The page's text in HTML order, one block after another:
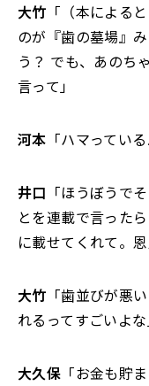
大竹 「（本による
のが『歯の墓場』
う？ でも、あのち
言って」
河本 「ハマってい
井口 「ほうぼうで
とを連載で言った
に載せてくれて。恩
大竹 「歯並びが悪
れるってすごいよな
大久保 「お金も貯